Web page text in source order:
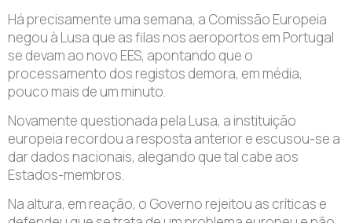
Há precisamente uma semana, a Comissão Europeia
negou à Lusa que as filas nos aeroportos em Portugal
se devam ao novo EES, apontando que o
processamento dos registos demora, em média,
pouco mais de um minuto.
Novamente questionada pela Lusa, a instituição
europeia recordou a resposta anterior e escusou-se a
dar dados nacionais, alegando que tal cabe aos
Estados-membros.
Na altura, em reação, o Governo rejeitou as críticas e